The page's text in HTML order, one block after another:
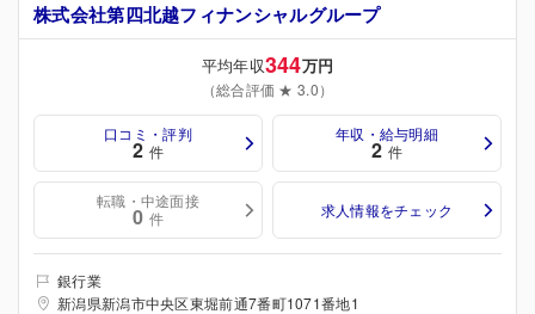
株式会社第四北越フィナンシャルグループ
平均年収344万円
（総合評価 ★ 3.0）
口コミ・評判
2 件
年収・給与明細
2 件
転職・中途面接
0 件 求人情報をチェック
銀行業
新潟県新潟市中央区東堀前通7番町1071番地1